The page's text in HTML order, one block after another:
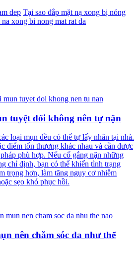
dep Tại sao đắp mặt nạ xong bị nóng
na xong bi nong mat rat da
tuyệt đối không nên tự nặn
loại mụn đều có thể tự lấy nhân tại nhà.
điểm tổn thương khác nhau và cần được
phù hợp. Nếu cố gắng nặn những
chỉ định, bạn có thể khiến tình trạng
trọng hơn, làm tăng nguy cơ nhiễm
sẹo khó phục hồi.
nên chăm sóc da như thế